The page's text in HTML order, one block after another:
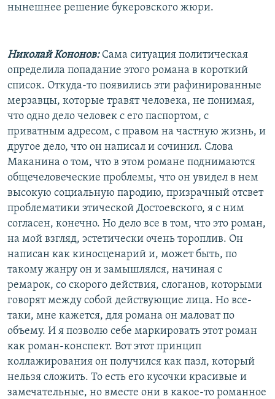
нынешнее решение букеровского жюри.
Николай Кононов:Сама ситуация политическая
определила попадание этого романа в короткий
список. Откуда-то появились эти рафинированные
мерзавцы, которые травят человека, не понимая,
что одно дело человек с его паспортом, с
приватным адресом, с правом на частную жизнь, и
другое дело, что он написал и сочинил. Слова
Маканина о том, что в этом романе поднимаются
общечеловеческие проблемы, что он увидел в нем
высокую социальную пародию, призрачный отсвет
проблематики этической Достоевского, я с ним
согласен, конечно. Но дело все в том, что это роман,
на мой взгляд, эстетически очень тороплив. Он
написан как киносценарий и, может быть, по
такому жанру он и замышлялся, начиная с
ремарок, со скорого действия, слоганов, которыми
говорят между собой действующие лица. Но все-
таки, мне кажется, для романа он маловат по
объему. И я позволю себе маркировать этот роман
как роман-конспект. Вот этот принцип
коллажирования он получился как пазл, который
нельзя сложить. То есть его кусочки красивые и
замечательные, но вместе они в какое-то романное